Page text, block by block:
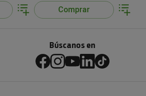
Comprar
Búscanos en